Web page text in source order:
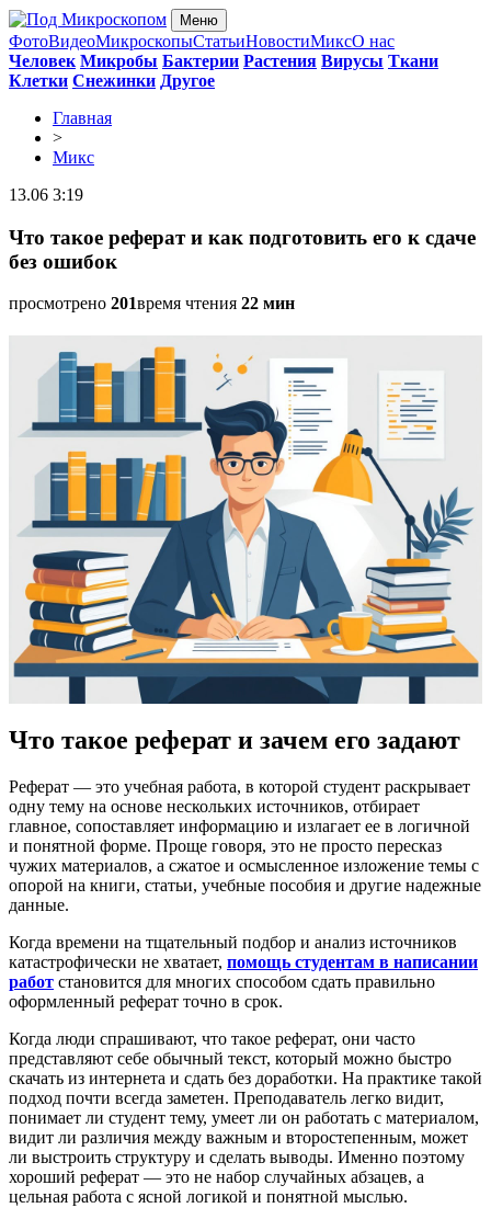
Меню
ФотоВидеоМикроскопыСтатьиНовостиМиксО нас
Человек Микробы Бактерии Растения Вирусы Ткани
Клетки Снежинки Другое
Главная
>
Микс
13.06 3:19
Что такое реферат и как подготовить его к сдаче
без ошибок
просмотрено 201время чтения 22 мин
Что такое реферат и зачем его задают
Реферат — это учебная работа, в которой студент раскрывает
одну тему на основе нескольких источников, отбирает
главное, сопоставляет информацию и излагает ее в логичной
и понятной форме. Проще говоря, это не просто пересказ
чужих материалов, а сжатое и осмысленное изложение темы с
опорой на книги, статьи, учебные пособия и другие надежные
данные.
Когда времени на тщательный подбор и анализ источников
катастрофически не хватает, помощь студентам в написании
работ становится для многих способом сдать правильно
оформленный реферат точно в срок.
Когда люди спрашивают, что такое реферат, они часто
представляют себе обычный текст, который можно быстро
скачать из интернета и сдать без доработки. На практике такой
подход почти всегда заметен. Преподаватель легко видит,
понимает ли студент тему, умеет ли он работать с материалом,
видит ли различия между важным и второстепенным, может
ли выстроить структуру и сделать выводы. Именно поэтому
хороший реферат — это не набор случайных абзацев, а
цельная работа с ясной логикой и понятной мыслью.